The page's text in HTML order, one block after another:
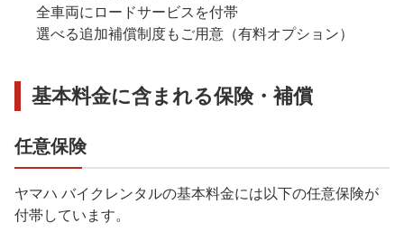
全車両にロードサービスを付帯
選べる追加補償制度もご用意（有料オプション）
基本料金に含まれる保険・補償
任意保険
ヤマハ バイクレンタルの基本料金には以下の任意保険が
付帯しています。